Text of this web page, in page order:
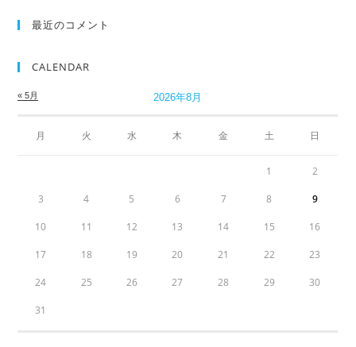
最近のコメント
CALENDAR
2026年8月
月 火 水 木 金 土 日
« 5月
1 2
3 4 5 6 7 8 9
10 11 12 13 14 15 16
17 18 19 20 21 22 23
24 25 26 27 28 29 30
31